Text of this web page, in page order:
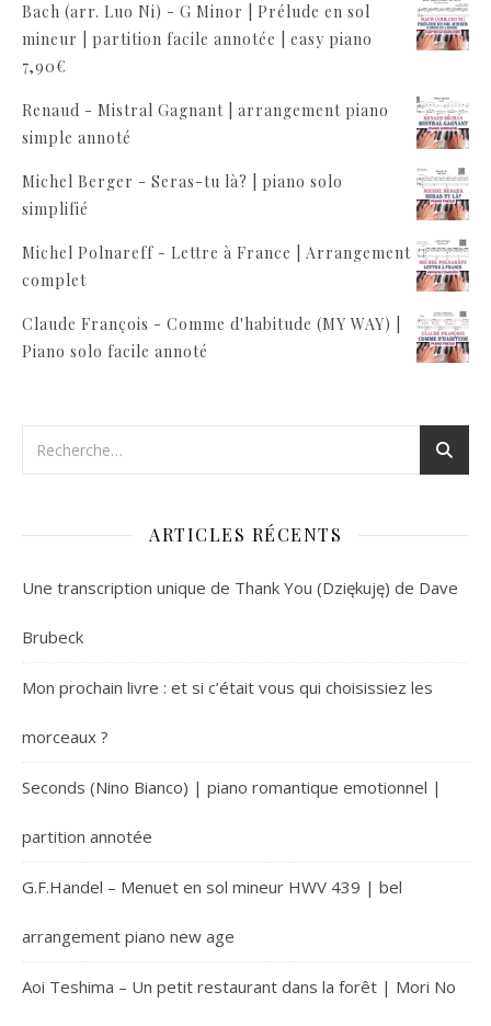
Bach (arr. Luo Ni) - G Minor | Prélude en sol
mineur | partition facile annotée | easy piano
7,90€
Renaud - Mistral Gagnant | arrangement piano
simple annoté
Michel Berger - Seras-tu là? | piano solo
simplifié
Michel Polnareff - Lettre à France | Arrangement
complet
Claude François - Comme d'habitude (MY WAY) |
Piano solo facile annoté
ARTICLES RÉCENTS
Une transcription unique de Thank You (Dziękuję) de Dave
Brubeck
Mon prochain livre : et si c’était vous qui choisissiez les
morceaux ?
Seconds (Nino Bianco) | piano romantique emotionnel |
partition annotée
G.F.Handel – Menuet en sol mineur HWV 439 | bel
arrangement piano new age
Aoi Teshima – Un petit restaurant dans la forêt | Mori No